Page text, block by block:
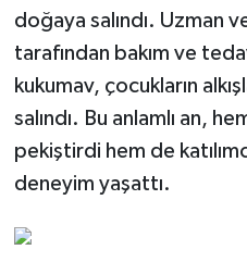
doğaya salındı. Uzman
tarafından bakım ve
kukumav, çocukların
salındı. Bu anlamlı an,
pekiştirdi hem de
deneyim yaşattı.